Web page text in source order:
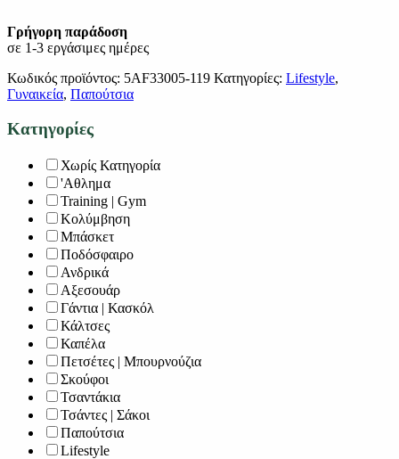
Γρήγορη παράδοση
σε 1-3 εργάσιμες ημέρες
Κωδικός προϊόντος: 5AF33005-119 Κατηγορίες: Lifestyle,
Γυναικεία, Παπούτσια
Κατηγορίες
Χωρίς Κατηγορία
'Αθλημα
Training | Gym
Κολύμβηση
Μπάσκετ
Ποδόσφαιρο
Ανδρικά
Αξεσουάρ
Γάντια | Κασκόλ
Κάλτσες
Καπέλα
Πετσέτες | Μπουρνούζια
Σκούφοι
Τσαντάκια
Τσάντες | Σάκοι
Παπούτσια
Lifestyle